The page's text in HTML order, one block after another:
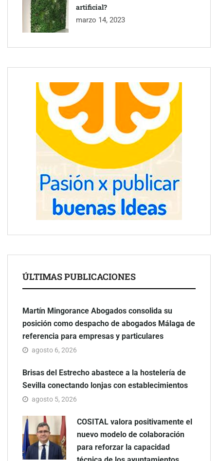
artificial?
marzo 14, 2023
ÚLTIMAS PUBLICACIONES
Martín Mingorance Abogados consolida su
posición como despacho de abogados Málaga de
referencia para empresas y particulares
agosto 6, 2026
Brisas del Estrecho abastece a la hostelería de
Sevilla conectando lonjas con establecimientos
agosto 5, 2026
COSITAL valora positivamente el
nuevo modelo de colaboración
para reforzar la capacidad